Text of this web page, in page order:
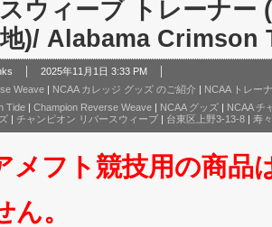
ウィーブ トレーナー
)/ Alabama Crimson
2025年11月1日 3:33 PM
Weave | NCAA カレッジ グッズ のご紹介 | NCAA トレー
Tide | Champion Reverse Weave | NCAA グッズ | NCAA チ
| チャンピオン リバースウィーブ | 台東区上野3-13-8 | 寿
メフト競技用の商品
ん。